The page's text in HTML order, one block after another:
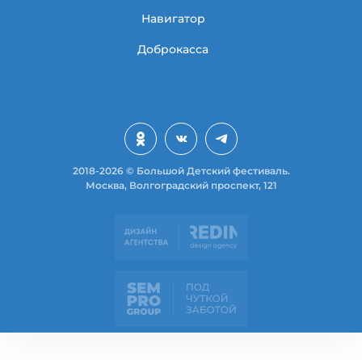
Навигатор
Доброкасса
2018-2026 © Большой Детский фестиваль.
Москва, Волгоградский проспект, 121